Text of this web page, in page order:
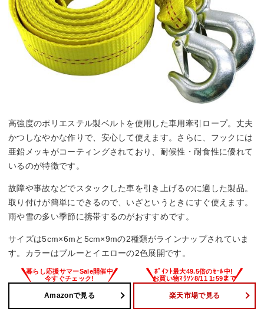
高強度のポリエステル製ベルトを使用した車用牽引ロープ。丈夫
かつしなやかな作りで、安心して使えます。さらに、フックには
亜鉛メッキがコーティングされており、耐候性・耐食性に優れて
いるのが特徴です。
故障や事故などでスタックした車を引き上げるのに適した製品。
取り付けが簡単にできるので、いざというときにすぐ使えます。
雨や雪の多い季節に携帯するのがおすすめです。
サイズは5cm×6mと5cm×9mの2種類がラインナップされていま
す。カラーはブルーとイエローの2色展開です。
Amazonで見る 楽天市場で見る